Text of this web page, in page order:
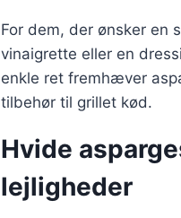
For dem, der ønsker en
vinaigrette eller en
enkle ret fremhæver
tilbehør til grillet kød.
Hvide
lejligheder